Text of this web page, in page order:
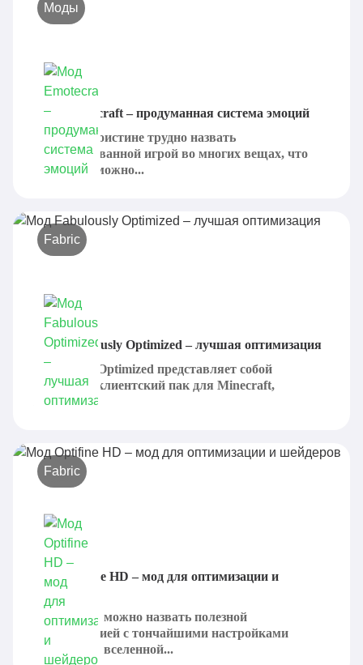
Моды
Мод Emotecraft – продуманная система эмоций
Minecraft поистине трудно назвать
детализированной игрой во многих вещах, что
только возможно...
Fabric
Мод Fabulously Optimized – лучшая оптимизация
Fabulously Optimized представляет собой
отличный клиентский пак для Minecraft,
который...
Fabric
Мод Optifine HD – мод для оптимизации и
шейдеров
Optifine HD можно назвать полезной
модификацией с тончайшими настройками
графики во вселенной...